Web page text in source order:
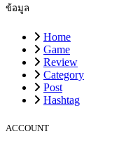
ข้อมูล
Home
Game
Review
Category
Post
Hashtag
ACCOUNT